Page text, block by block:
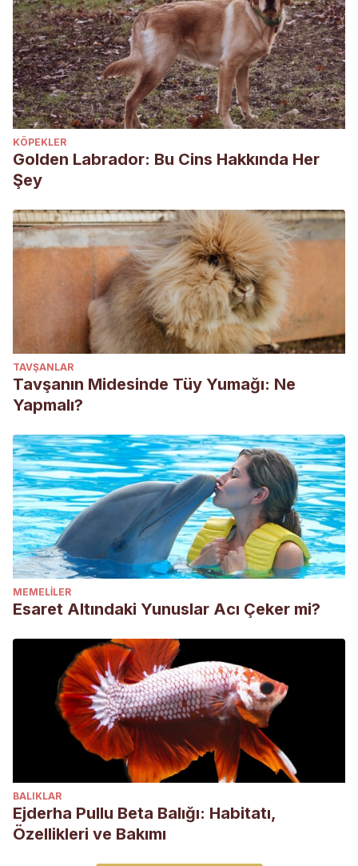
KÖPEKLER
Golden Labrador: Bu Cins Hakkında Her
Şey
TAVŞANLAR
Tavşanın Midesinde Tüy Yumağı: Ne
Yapmalı?
MEMELILER
Esaret Altındaki Yunuslar Acı Çeker mi?
BALIKLAR
Ejderha Pullu Beta Balığı: Habitatı,
Özellikleri ve Bakımı